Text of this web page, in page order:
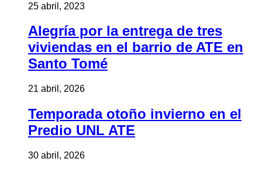
25 abril, 2023
Alegría por la entrega de tres
viviendas en el barrio de ATE en
Santo Tomé
21 abril, 2026
Temporada otoño invierno en el
Predio UNL ATE
30 abril, 2026